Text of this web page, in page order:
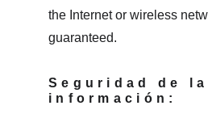
the Internet or wireless
guaranteed.
Seguridad de la
información: